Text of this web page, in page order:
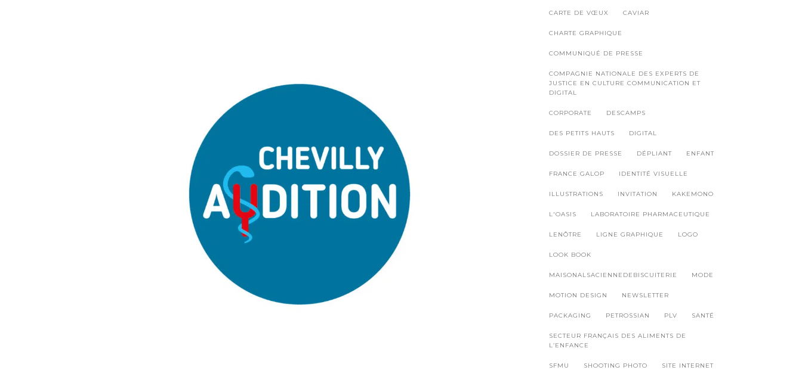
CARTE DE VŒUX CAVIAR
CHARTE GRAPHIQUE
COMMUNIQUÉ DE PRESSE
COMPAGNIE NATIONALE DES EXPERTS DE
JUSTICE EN CULTURE COMMUNICATION ET
DIGITAL
CORPORATE DESCAMPS
DES PETITS HAUTS DIGITAL
DOSSIER DE PRESSE DÉPLIANT ENFANT
FRANCE GALOP IDENTITÉ VISUELLE
ILLUSTRATIONS INVITATION KAKEMONO
L'OASIS LABORATOIRE PHARMACEUTIQUE
LENÔTRE LIGNE GRAPHIQUE LOGO
LOOK BOOK
MAISONALSACIENNEDEBISCUITERIE MODE
MOTION DESIGN NEWSLETTER
PACKAGING PETROSSIAN PLV SANTÉ
SECTEUR FRANÇAIS DES ALIMENTS DE
L’ENFANCE
SFMU SHOOTING PHOTO SITE INTERNET